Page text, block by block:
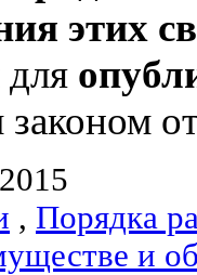
этих
для
, Порядка
и